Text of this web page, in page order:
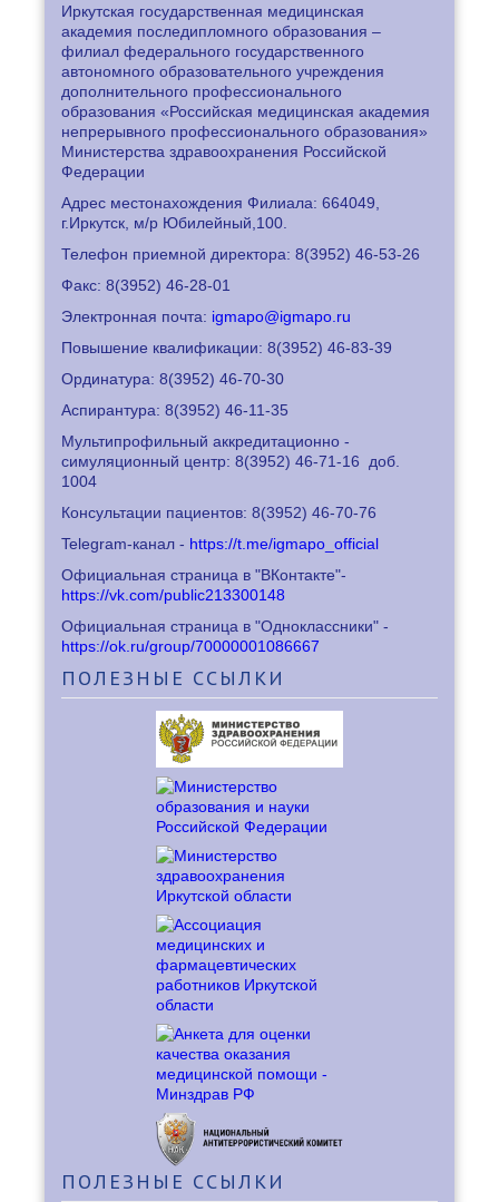
Иркутская государственная медицинская
академия последипломного образования –
филиал федерального государственного
автономного образовательного учреждения
дополнительного профессионального
образования «Российская медицинская академия
непрерывного профессионального образования»
Министерства здравоохранения Российской
Федерации
Адрес местонахождения Филиала: 664049,
г.Иркутск, м/р Юбилейный,100.
Телефон приемной директора: 8(3952) 46-53-26
Факс: 8(3952) 46-28-01
Электронная почта: igmapo@igmapo.ru
Повышение квалификации: 8(3952) 46-83-39
Ординатура: 8(3952) 46-70-30
Аспирантура: 8(3952) 46-11-35
Мультипрофильный аккредитационно -
симуляционный центр: 8(3952) 46-71-16
доб.
1004
Консультации пациентов: 8(3952) 46-70-76
Telegram-канал - https://t.me/igmapo_official
Официальная страница в "ВКонтакте"-
https://vk.com/public213300148
Официальная страница в "Одноклассники" -
https://ok.ru/group/70000001086667
ПОЛЕЗНЫЕ ССЫЛКИ
ПОЛЕЗНЫЕ ССЫЛКИ